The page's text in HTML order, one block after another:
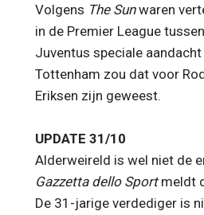
Volgens The Sunwaren
in de Premier League
Juventus speciale
Tottenham zou dat voor
Eriksen zijn geweest.
UPDATE 31/10
Alderweireld is wel niet de
Gazzetta dello Sportmeldt
De 31-jarige verdediger is